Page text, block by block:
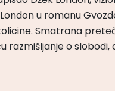
u romanu
Smatrana
razmišljanje o slobodi,